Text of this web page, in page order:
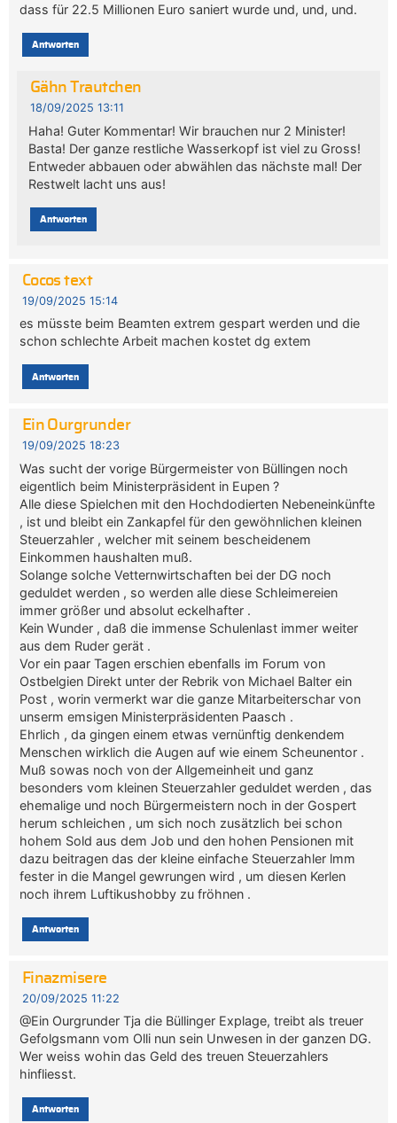
dass für 22.5 Millionen Euro saniert wurde und, und, und.
Antworten
Gähn Trautchen
18/09/2025 13:11
Haha! Guter Kommentar! Wir brauchen nur 2 Minister!
Basta! Der ganze restliche Wasserkopf ist viel zu Gross!
Entweder abbauen oder abwählen das nächste mal! Der
Restwelt lacht uns aus!
Antworten
Cocos text
19/09/2025 15:14
es müsste beim Beamten extrem gespart werden und die
schon schlechte Arbeit machen kostet dg extem
Antworten
Ein Ourgrunder
19/09/2025 18:23
Was sucht der vorige Bürgermeister von Büllingen noch
eigentlich beim Ministerpräsident in Eupen ?
Alle diese Spielchen mit den Hochdodierten Nebeneinkünfte
, ist und bleibt ein Zankapfel für den gewöhnlichen kleinen
Steuerzahler , welcher mit seinem bescheidenem
Einkommen haushalten muß.
Solange solche Vetternwirtschaften bei der DG noch
geduldet werden , so werden alle diese Schleimereien
immer größer und absolut eckelhafter .
Kein Wunder , daß die immense Schulenlast immer weiter
aus dem Ruder gerät .
Vor ein paar Tagen erschien ebenfalls im Forum von
Ostbelgien Direkt unter der Rebrik von Michael Balter ein
Post , worin vermerkt war die ganze Mitarbeiterschar von
unserm emsigen Ministerpräsidenten Paasch .
Ehrlich , da gingen einem etwas vernünftig denkendem
Menschen wirklich die Augen auf wie einem Scheunentor .
Muß sowas noch von der Allgemeinheit und ganz
besonders vom kleinen Steuerzahler geduldet werden , das
ehemalige und noch Bürgermeistern noch in der Gospert
herum schleichen , um sich noch zusätzlich bei schon
hohem Sold aus dem Job und den hohen Pensionen mit
dazu beitragen das der kleine einfache Steuerzahler lmm
fester in die Mangel gewrungen wird , um diesen Kerlen
noch ihrem Luftikushobby zu fröhnen .
Antworten
Finazmisere
20/09/2025 11:22
@Ein Ourgrunder Tja die Büllinger Explage, treibt als treuer
Gefolgsmann vom Olli nun sein Unwesen in der ganzen DG.
Wer weiss wohin das Geld des treuen Steuerzahlers
hinfliesst.
Antworten